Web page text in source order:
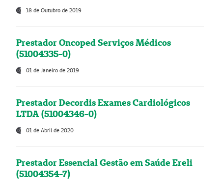
18 de Outubro de 2019
Prestador Oncoped Serviços Médicos
(51004335-0)
01 de Janeiro de 2019
Prestador Decordis Exames Cardiológicos
LTDA (51004346-0)
01 de Abril de 2020
Prestador Essencial Gestão em Saúde Ereli
(51004354-7)